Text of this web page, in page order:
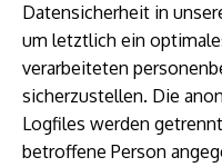
Datensicherheit in
um letztlich ein
verarbeiteten
sicherzustellen. Die
Logfiles werden
betroffene Person